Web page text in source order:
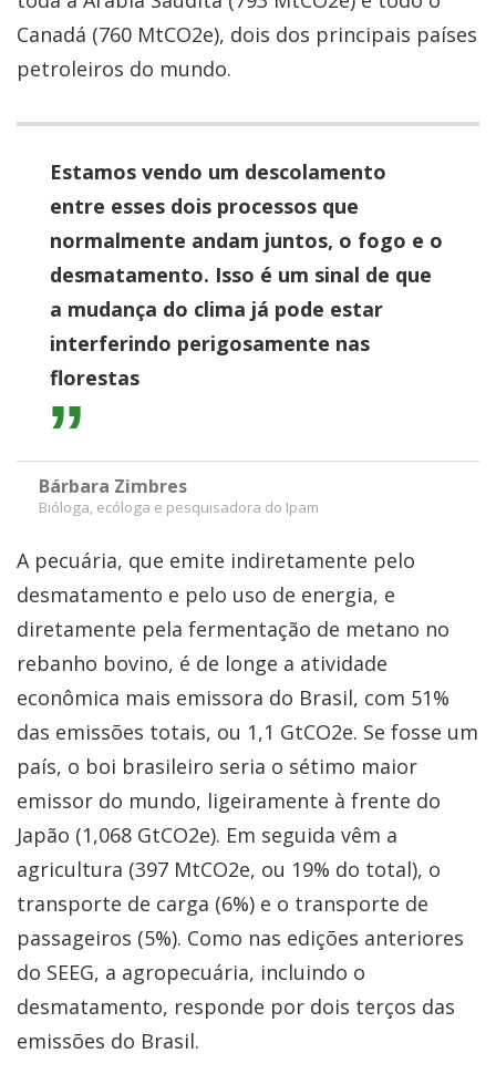
Canadá (760 MtCO2e), dois dos principais países
petroleiros do mundo.
Estamos vendo um descolamento
entre esses dois processos que
normalmente andam juntos, o fogo e o
desmatamento. Isso é um sinal de que
a mudança do clima já pode estar
interferindo perigosamente nas
florestas
Bárbara Zimbres
Bióloga, ecóloga e pesquisadora do Ipam
A pecuária, que emite indiretamente pelo
desmatamento e pelo uso de energia, e
diretamente pela fermentação de metano no
rebanho bovino, é de longe a atividade
econômica mais emissora do Brasil, com 51%
das emissões totais, ou 1,1 GtCO2e. Se fosse um
país, o boi brasileiro seria o sétimo maior
emissor do mundo, ligeiramente à frente do
Japão (1,068 GtCO2e). Em seguida vêm a
agricultura (397 MtCO2e, ou 19% do total), o
transporte de carga (6%) e o transporte de
passageiros (5%). Como nas edições anteriores
do SEEG, a agropecuária, incluindo o
desmatamento, responde por dois terços das
emissões do Brasil.